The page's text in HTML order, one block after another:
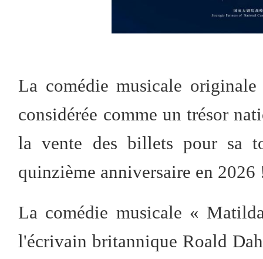
La comédie musicale
considérée comme un trésor
la vente des billets pour sa
quinzième anniversaire en 2026
La comédie musicale «
l'écrivain britannique Roald